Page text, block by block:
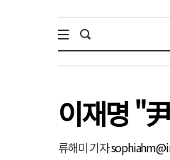
이재명 "
류해미 기자